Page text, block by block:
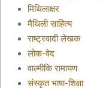
मिथिलाक्षर
मैथिली साहित्य
राष्ट्रवादी लेखक
लोक-वेद
वाल्मीकि रामायण
संस्कृत भाषा-शिक्षा